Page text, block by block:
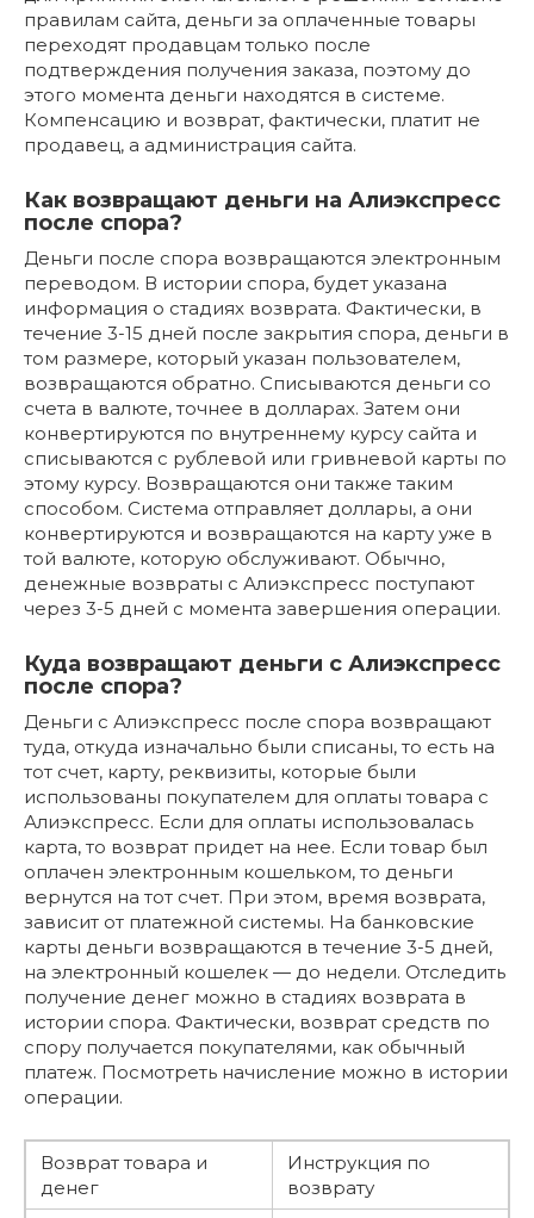
правилам сайта, деньги за оплаченные товары
переходят продавцам только после
подтверждения получения заказа, поэтому до
этого момента деньги находятся в системе.
Компенсацию и возврат, фактически, платит не
продавец, а администрация сайта.
Как возвращают деньги на Алиэкспресс
после спора?
Деньги после спора возвращаются электронным
переводом. В истории спора, будет указана
информация о стадиях возврата. Фактически, в
течение 3-15 дней после закрытия спора, деньги в
том размере, который указан пользователем,
возвращаются обратно. Списываются деньги со
счета в валюте, точнее в долларах. Затем они
конвертируются по внутреннему курсу сайта и
списываются с рублевой или гривневой карты по
этому курсу. Возвращаются они также таким
способом. Система отправляет доллары, а они
конвертируются и возвращаются на карту уже в
той валюте, которую обслуживают. Обычно,
денежные возвраты с Алиэкспресс поступают
через 3-5 дней с момента завершения операции.
Куда возвращают деньги с Алиэкспресс
после спора?
Деньги с Алиэкспресс после спора возвращают
туда, откуда изначально были списаны, то есть на
тот счет, карту, реквизиты, которые были
использованы покупателем для оплаты товара с
Алиэкспресс. Если для оплаты использовалась
карта, то возврат придет на нее. Если товар был
оплачен электронным кошельком, то деньги
вернутся на тот счет. При этом, время возврата,
зависит от платежной системы. На банковские
карты деньги возвращаются в течение 3-5 дней,
на электронный кошелек — до недели. Отследить
получение денег можно в стадиях возврата в
истории спора. Фактически, возврат средств по
спору получается покупателями, как обычный
платеж. Посмотреть начисление можно в истории
операции.
Возврат товара и
денег
Инструкция по
возврату